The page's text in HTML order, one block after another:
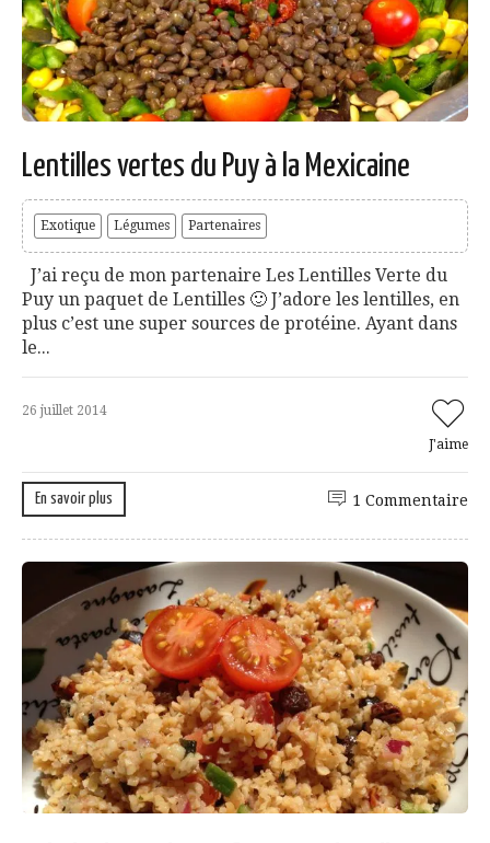
Lentilles vertes du Puy à la Mexicaine
Exotique Légumes Partenaires
J’ai reçu de mon partenaire Les Lentilles Verte du
Puy un paquet de Lentilles 🙂 J’adore les lentilles, en
plus c’est une super sources de protéine. Ayant dans
le...
26 juillet 2014
J'aime
En savoir plus 1 Commentaire